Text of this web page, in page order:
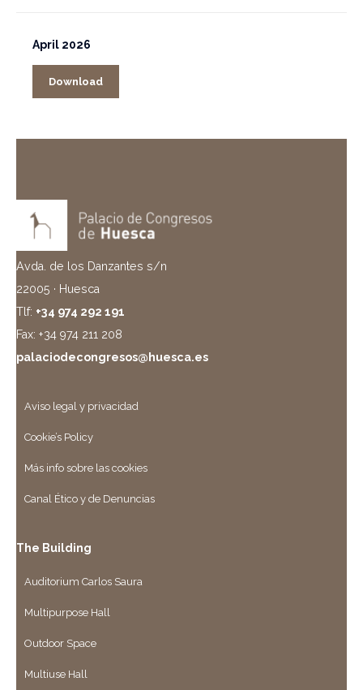
April 2026
Download
Avda. de los Danzantes s/n
22005 · Huesca
Tlf: +34 974 292 191
Fax: +34 974 211 208
palaciodecongresos@huesca.es
Aviso legal y privacidad
Cookie’s Policy
Más info sobre las cookies
Canal Ético y de Denuncias
The Building
Auditorium Carlos Saura
Multipurpose Hall
Outdoor Space
Multiuse Hall